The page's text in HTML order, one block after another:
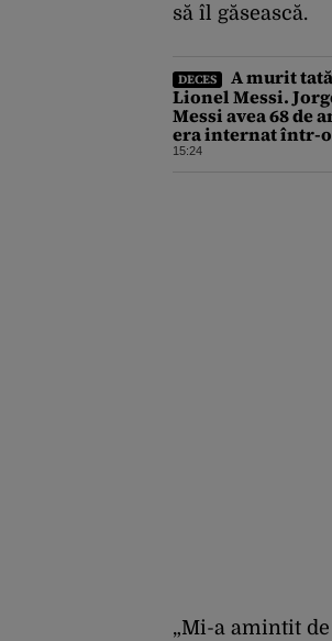
să îl găsească.
DECES
A murit
Lionel Messi.
Messi avea 68 de
era internat într-o
clinică din
15:24
„Mi-a amintit